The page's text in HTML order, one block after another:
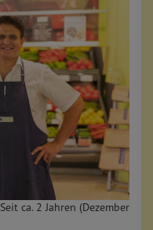
Seit ca. 2 Jahren (Dezember